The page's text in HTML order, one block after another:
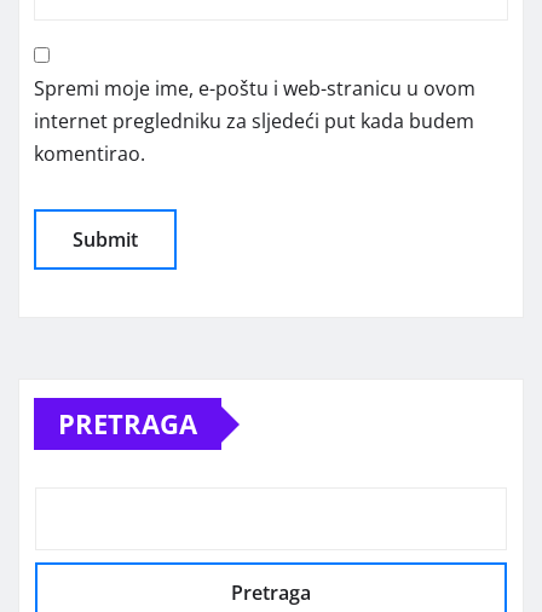
Spremi moje ime, e-poštu i web-stranicu u ovom
internet pregledniku za sljedeći put kada budem
komentirao.
PRETRAGA
Pretraga